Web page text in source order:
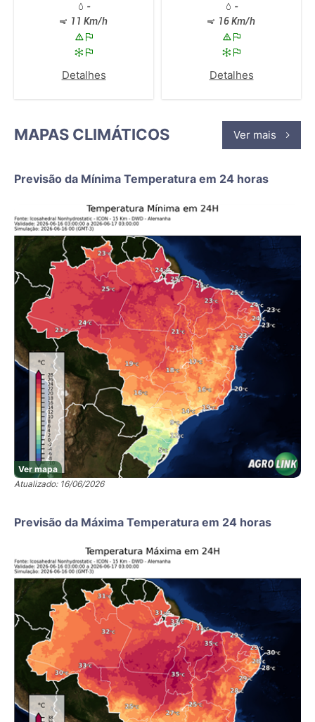
-
11 Km/h
Detalhes
-
16 Km/h
Detalhes
MAPAS CLIMÁTICOS Ver mais
Previsão da Mínima Temperatura em 24 horas
Ver mapa
Atualizado: 16/06/2026
Previsão da Máxima Temperatura em 24 horas